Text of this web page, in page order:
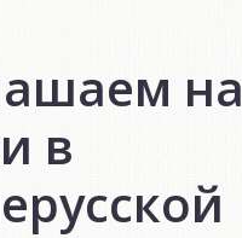
на
в